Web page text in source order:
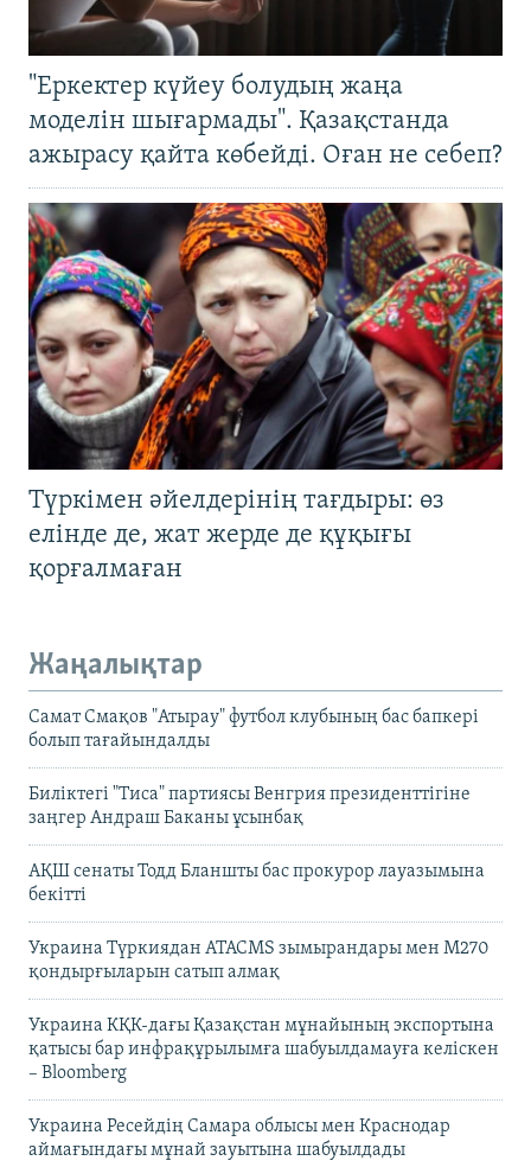
"Еркектер күйеу болудың жаңа
моделін шығармады". Қазақстанда
ажырасу қайта көбейді. Оған не себеп?
Түркімен әйелдерінің тағдыры: өз
елінде де, жат жерде де құқығы
қорғалмаған
Жаңалықтар
Самат Смақов "Атырау" футбол клубының бас бапкері
болып тағайындалды
Биліктегі "Тиса" партиясы Венгрия президенттігіне
заңгер Андраш Баканы ұсынбақ
АҚШ сенаты Тодд Бланшты бас прокурор лауазымына
бекітті
Украина Түркиядан ATACMS зымырандары мен M270
қондырғыларын сатып алмақ
Украина КҚК-дағы Қазақстан мұнайының экспортына
қатысы бар инфрақұрылымға шабуылдамауға келіскен
– Bloomberg
Украина Ресейдің Самара облысы мен Краснодар
аймағындағы мұнай зауытына шабуылдады